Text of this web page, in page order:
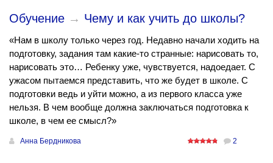
Обучение → Чему и как учить до школы?
«Нам в школу только через год. Недавно начали ходить на
подготовку, задания там какие-то странные: нарисовать то,
нарисовать это… Ребенку уже, чувствуется, надоедает. С
ужасом пытаемся представить, что же будет в школе. С
подготовки ведь и уйти можно, а из первого класса уже
нельзя. В чем вообще должна заключаться подготовка к
школе, в чем ее смысл?»
Анна Бердникова 2